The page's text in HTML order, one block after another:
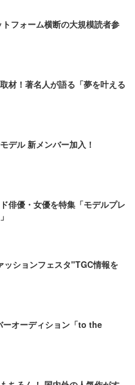
フォーム横断の大規模読者参
材！著名人が語る「夢を叶える
デル 新メンバー加入！
俳優・女優を特集「モデルプレ
ッションフェスタ"TGC情報を
オーディション「to the